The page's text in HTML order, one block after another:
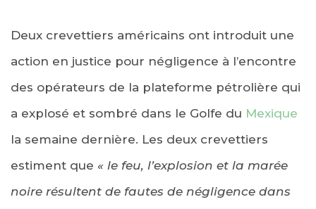
Deux crevettiers américains ont introduit une
action en justice pour négligence à l’encontre
des opérateurs de la plateforme pétrolière qui
a explosé et sombré dans le Golfe du Mexique
la semaine dernière. Les deux crevettiers
estiment que « le feu, l’explosion et la marée
noire résultent de fautes de négligence dans